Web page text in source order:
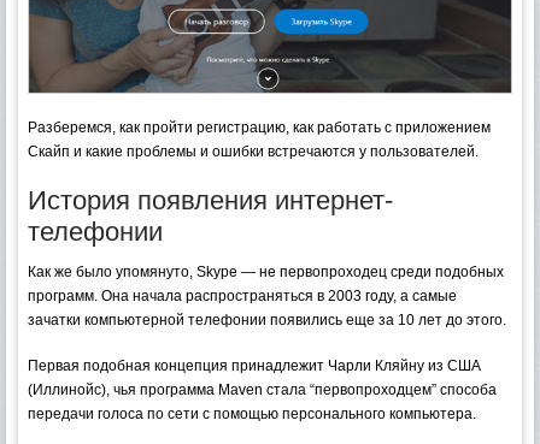
Разберемся, как пройти регистрацию, как работать с приложением
Скайп и какие проблемы и ошибки встречаются у пользователей.
История появления интернет-
телефонии
Как же было упомянуто, Skype — не первопроходец среди подобных
программ. Она начала распространяться в 2003 году, а самые
зачатки компьютерной телефонии появились еще за 10 лет до этого.
Первая подобная концепция принадлежит Чарли Кляйну из США
(Иллинойс), чья программа Maven стала “первопроходцем” способа
передачи голоса по сети с помощью персонального компьютера.